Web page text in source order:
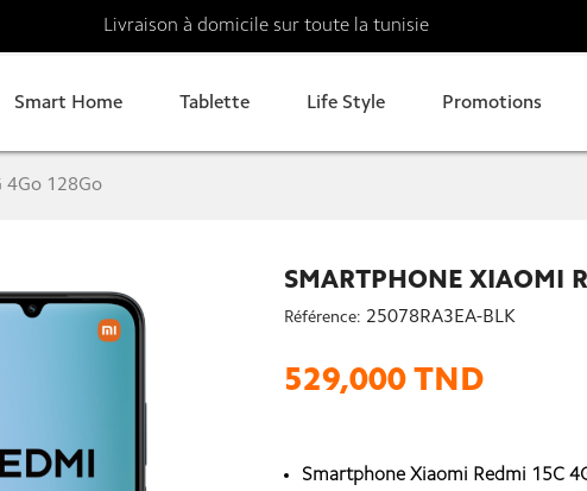
Livraison à domicile sur toute la tunisie
Smart Home Tablette Life Style Promotions
4Go 128Go
SMARTPHONE XIAOMI
Référence: 25078RA3EA-BLK
529,000 TND
Smartphone Xiaomi Redmi 15C